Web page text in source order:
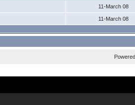
11-March 08
11-March 08